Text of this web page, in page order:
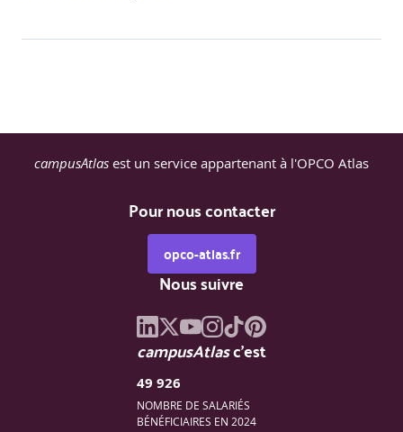
campusAtlas est un service appartenant à l'OPCO Atlas
Pour nous contacter
opco-atlas.fr
Nous suivre
campusAtlasc'est
49 926
NOMBRE DE SALARIÉS
BÉNÉFICIAIRES EN 2024